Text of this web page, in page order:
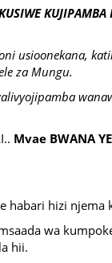
usioonekana,
za Mungu.
Mvae BWANA
habari hizi njema
wa
hii.